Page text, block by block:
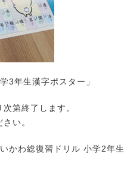
3年生漢字ポスター」
第終了します。
い。
かわ総復習ドリル 小学2年生